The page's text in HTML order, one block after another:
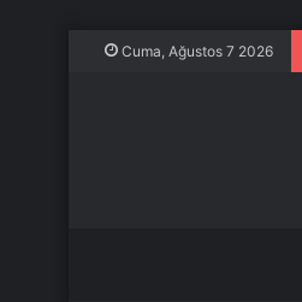
Cuma, Ağustos 7 2026